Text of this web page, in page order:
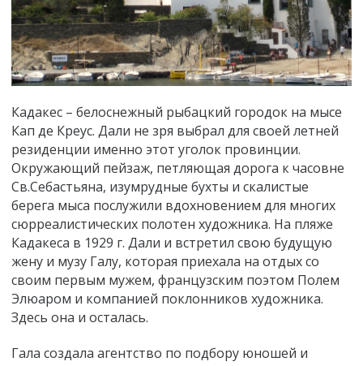
Кадакес – белоснежный рыбацкий городок на мысе
Кап де Креус. Дали не зря выбрал для своей летней
резиденции именно этот уголок провинции.
Окружающий пейзаж, петляющая дорога к часовне
Св.Себастьяна, изумрудные бухты и скалистые
берега мыса послужили вдохновением для многих
сюрреалистических полотен художника. На пляже
Кадакеса в 1929 г. Дали и встретил свою будущую
жену и музу Галу, которая приехала на отдых со
своим первым мужем, французским поэтом Полем
Элюаром и компанией поклонников художника.
Здесь она и осталась.
Гала создала агентство по подбору юношей и